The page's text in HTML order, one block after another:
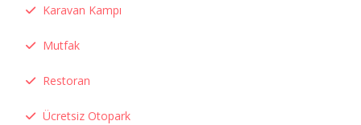
Karavan Kampı
Mutfak
Restoran
Ücretsiz Otopark